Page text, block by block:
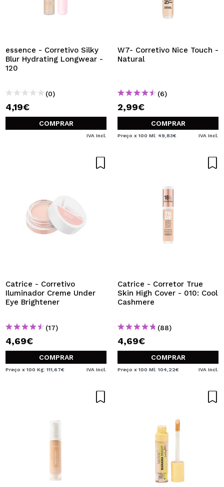
essence - Corretivo Silky
Blur Hydrating Longwear -
120
(0)
4,19€
COMPRAR
IVA Incl.
W7- Corretivo Nice Touch -
Natural
(6)
2,99€
COMPRAR
Preço x 100 Ml: 49,83€ IVA Incl.
Catrice - Corretivo
Iluminador Creme Under
Eye Brightener
(17)
4,69€
COMPRAR
Preço x 100 Kg: 111,67€ IVA Incl.
Catrice - Corretor True
Skin High Cover - 010: Cool
Cashmere
(88)
4,69€
COMPRAR
Preço x 100 Ml: 104,22€ IVA Incl.